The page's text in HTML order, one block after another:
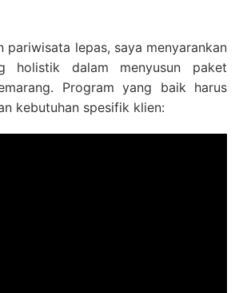
pariwisata lepas, saya menyarankan
holistik dalam menyusun paket
Program yang baik harus
kebutuhan spesifik klien: